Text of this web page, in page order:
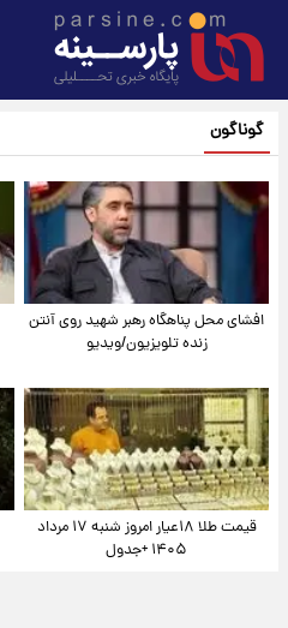
گوناگون
افشای محل پناهگاه‌ رهبر شهید روی آنتن
زنده تلویزیون/ویدیو
قیمت طلا ۱۸عیار امروز شنبه ۱۷ مرداد
۱۴۰۵ +جدول